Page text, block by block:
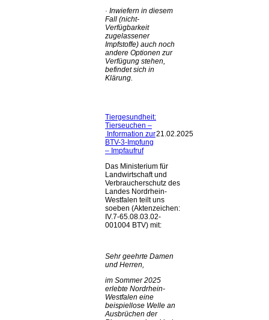
· Inwiefern in diesem
Fall (nicht-
Verfügbarkeit
zugelassener
Impfstoffe) auch noch
andere Optionen zur
Verfügung stehen,
befindet sich in
Klärung.
Tiergesundheit:
Tierseuchen –
Information zur
BTV-3-Impfung
– Impfaufruf
21.02.2025
Das Ministerium für
Landwirtschaft und
Verbraucherschutz des
Landes Nordrhein-
Westfalen teilt uns
soeben (Aktenzeichen:
IV.7-65.08.03.02-
001004 BTV) mit:
Sehr geehrte Damen
und Herren,
im Sommer 2025
erlebte Nordrhein-
Westfalen eine
beispiellose Welle an
Ausbrüchen der